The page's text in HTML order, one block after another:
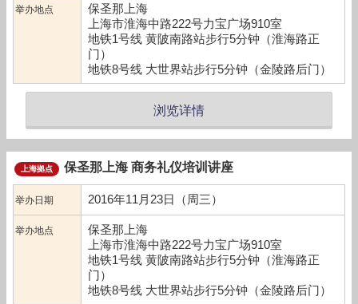
举办地点
保圣那上海
上海市淮海中路222号力宝广场910室
地铁1号线 黄陂南路站步行5分钟（淮海路正
门）
地铁8号线 大世界站步行5分钟（金陵路后门）
浏览详情
上海拠点 保圣那上海 商务礼仪培训讲座
举办日期 2016年11月23日（周三）
举办地点
保圣那上海
上海市淮海中路222号力宝广场910室
地铁1号线 黄陂南路站步行5分钟（淮海路正
门）
地铁8号线 大世界站步行5分钟（金陵路后门）